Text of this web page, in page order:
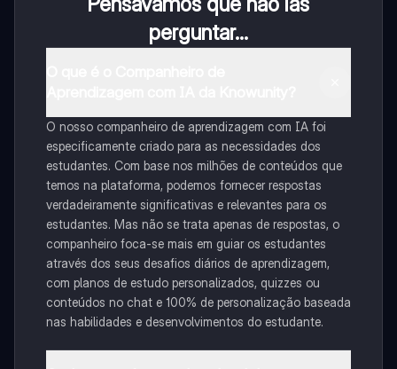
perguntar...
O nosso companheiro de aprendizagem com IA foi
especificamente criado para as necessidades dos
estudantes. Com base nos milhões de conteúdos que
temos na plataforma, podemos fornecer respostas
verdadeiramente significativas e relevantes para os
estudantes. Mas não se trata apenas de respostas, o
companheiro foca-se mais em guiar os estudantes
através dos seus desafios diários de aprendizagem,
com planos de estudo personalizados, quizzes ou
conteúdos no chat e 100% de personalização baseada
nas habilidades e desenvolvimentos do estudante.